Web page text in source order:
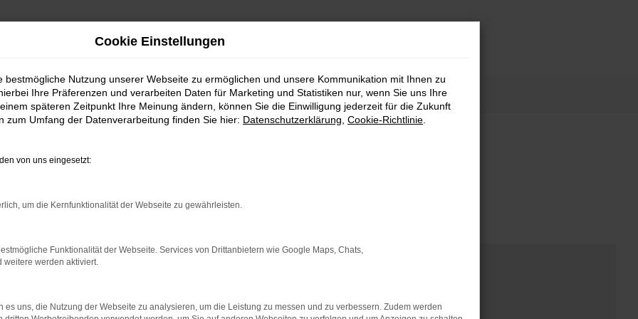
FAHRZEUGBESTAND
Cookie Einstellungen
bestmögliche Nutzung unserer Webseite zu ermöglichen und unsere Kommunikation mit Ihnen zu
Ihre Präferenzen und verarbeiten Daten für Marketing und Statistiken nur, wenn Sie uns Ihre
späteren Zeitpunkt Ihre Meinung ändern, können Sie die Einwilligung jederzeit für die Zukunft
zum Umfang der Datenverarbeitung finden Sie hier: Datenschutzerklärung Cookie-Richtlinie
von uns eingesetzt:
um die Kernfunktionalität der Webseite zu gewährleisten.
Funktionalität der Webseite. Services von Drittanbietern wie Google Maps, Chats,
weitere werden aktiviert.
es uns, die Nutzung der Webseite zu analysieren, um die Leistung zu messen und zu verbessern. Zudem werden